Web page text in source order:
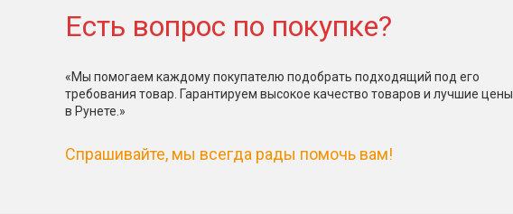
Есть вопрос по покупке?
«Мы помогаем каждому покупателю подобрать подходящий под его
требования товар. Гарантируем высокое качество товаров и лучшие цены
в Рунете.»
Спрашивайте, мы всегда рады помочь вам!